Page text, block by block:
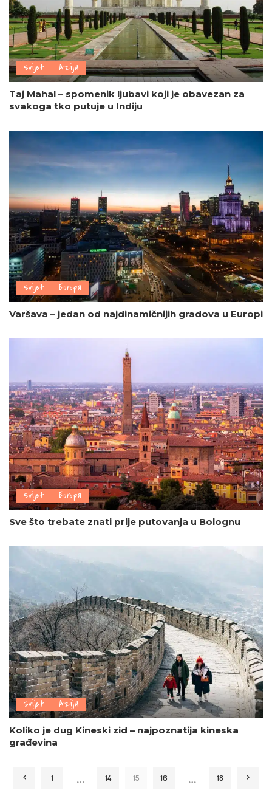
Svijet Azija
Taj Mahal – spomenik ljubavi koji je obavezan za
svakoga tko putuje u Indiju
Svijet Europa
Varšava – jedan od najdinamičnijih gradova u Europi
Svijet Europa
Sve što trebate znati prije putovanja u Bolognu
Svijet Azija
Koliko je dug Kineski zid – najpoznatija kineska
građevina
1 … 14 15 16 … 18